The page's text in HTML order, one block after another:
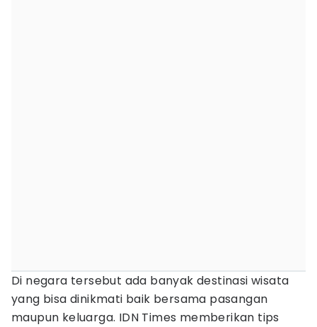
Di negara tersebut ada banyak destinasi wisata
yang bisa dinikmati baik bersama pasangan
maupun keluarga. IDN Times memberikan tips